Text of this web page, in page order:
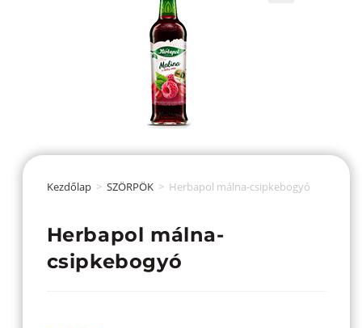
Kezdőlap > SZÖRPÖK > Herbapol málna-csipkebogyó
Herbapol málna-
csipkebogyó